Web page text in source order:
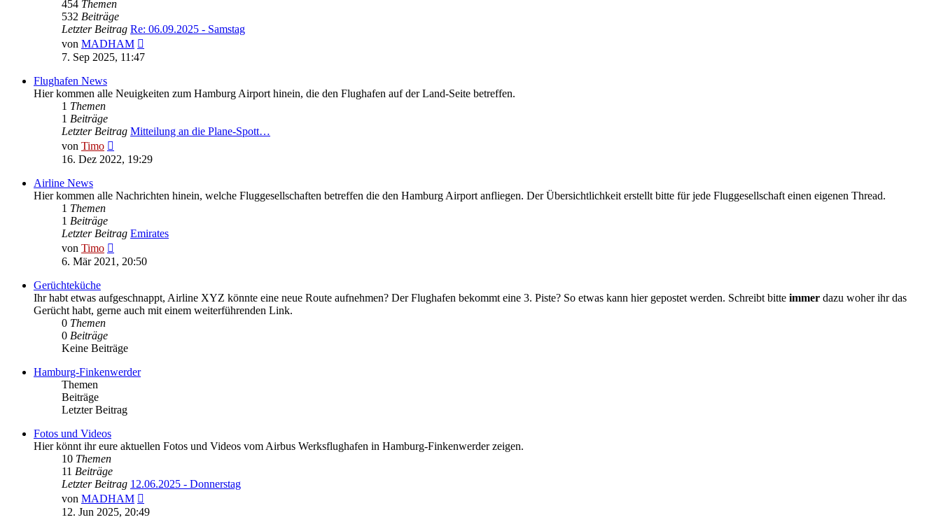
454 Themen
532 Beiträge
Letzter Beitrag Re: 06.09.2025 - Samstag
von MADHAM
Beitrag
7. Sep 2025, 11:47
Flughafen News
Hier kommen alle Neuigkeiten zum Hamburg Airport hinein, die den Flughafen auf der Land-Seite betreffen.
1 Themen
1 Beiträge
Letzter Beitrag Mitteilung an die Plane-Spott…
von Timo
Beitrag
16. Dez 2022, 19:29
Airline News
Hier kommen alle Nachrichten hinein, welche Fluggesellschaften betreffen die den Hamburg Airport anfliegen. Der Übersichtlichkeit erstellt bitte für jede Fluggesellschaft einen eigenen Thread.
1 Themen
1 Beiträge
Letzter Beitrag Emirates
von Timo
Beitrag
6. Mär 2021, 20:50
Gerüchteküche
Ihr habt etwas aufgeschnappt, Airline XYZ könnte eine neue Route aufnehmen? Der Flughafen bekommt eine 3. Piste? So etwas kann hier gepostet werden. Schreibt bitte immer dazu woher ihr das
Gerücht habt, gerne auch mit einem weiterführenden Link.
0 Themen
0 Beiträge
Keine Beiträge
Hamburg-Finkenwerder
Themen
Beiträge
Letzter Beitrag
Fotos und Videos
Hier könnt ihr eure aktuellen Fotos und Videos vom Airbus Werksflughafen in Hamburg-Finkenwerder zeigen.
10 Themen
11 Beiträge
Letzter Beitrag 12.06.2025 - Donnerstag
von MADHAM
Beitrag
12. Jun 2025, 20:49